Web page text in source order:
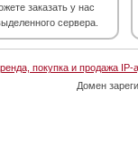
заказать у нас
сервера.
покупка и продажа IP-
Домен